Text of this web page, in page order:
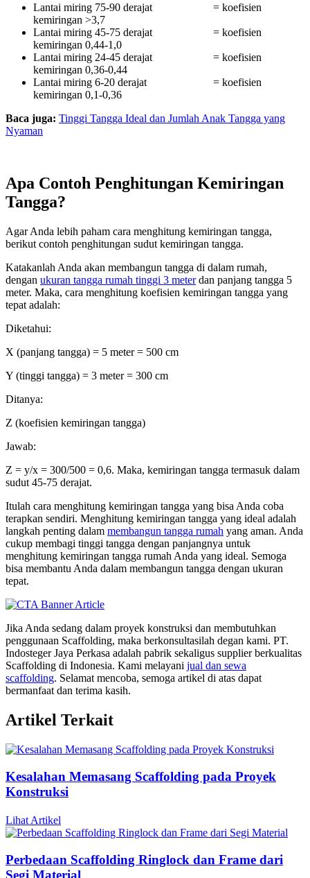
Lantai miring 75-90 derajat = koefisien
kemiringan >3,7
Lantai miring 45-75 derajat = koefisien
kemiringan 0,44-1,0
Lantai miring 24-45 derajat = koefisien
kemiringan 0,36-0,44
Lantai miring 6-20 derajat = koefisien
kemiringan 0,1-0,36
Baca juga: Tinggi Tangga Ideal dan Jumlah Anak Tangga yang
Nyaman
Apa Contoh Penghitungan Kemiringan
Tangga?
Agar Anda lebih paham cara menghitung kemiringan tangga,
berikut contoh penghitungan sudut kemiringan tangga.
Katakanlah Anda akan membangun tangga di dalam rumah,
dengan ukuran tangga rumah tinggi 3 meterdan panjang tangga 5
meter. Maka, cara menghitung koefisien kemiringan tangga yang
tepat adalah:
Diketahui:
X (panjang tangga) = 5 meter = 500 cm
Y (tinggi tangga) = 3 meter = 300 cm
Ditanya:
Z (koefisien kemiringan tangga)
Jawab:
Z = y/x = 300/500 = 0,6. Maka, kemiringan tangga termasuk dalam
sudut 45-75 derajat.
Itulah cara menghitung kemiringan tangga yang bisa Anda coba
terapkan sendiri. Menghitung kemiringan tangga yang ideal adalah
langkah penting dalam membangun tangga rumah yang aman. Anda
cukup membagi tinggi tangga dengan panjangnya untuk
menghitung kemiringan tangga rumah Anda yang ideal. Semoga
bisa membantu Anda dalam membangun tangga dengan ukuran
tepat.
Jika Anda sedang dalam proyek konstruksi dan membutuhkan
penggunaan Scaffolding, maka berkonsultasilah degan kami. PT.
Indosteger Jaya Perkasa adalah pabrik sekaligus supplier berkualitas
Scaffolding di Indonesia. Kami melayani jual dan sewa
scaffolding. Selamat mencoba, semoga artikel di atas dapat
bermanfaat dan terima kasih.
Artikel Terkait
Kesalahan Memasang Scaffolding pada Proyek
Konstruksi
Lihat Artikel
Perbedaan Scaffolding Ringlock dan Frame dari
Segi Material